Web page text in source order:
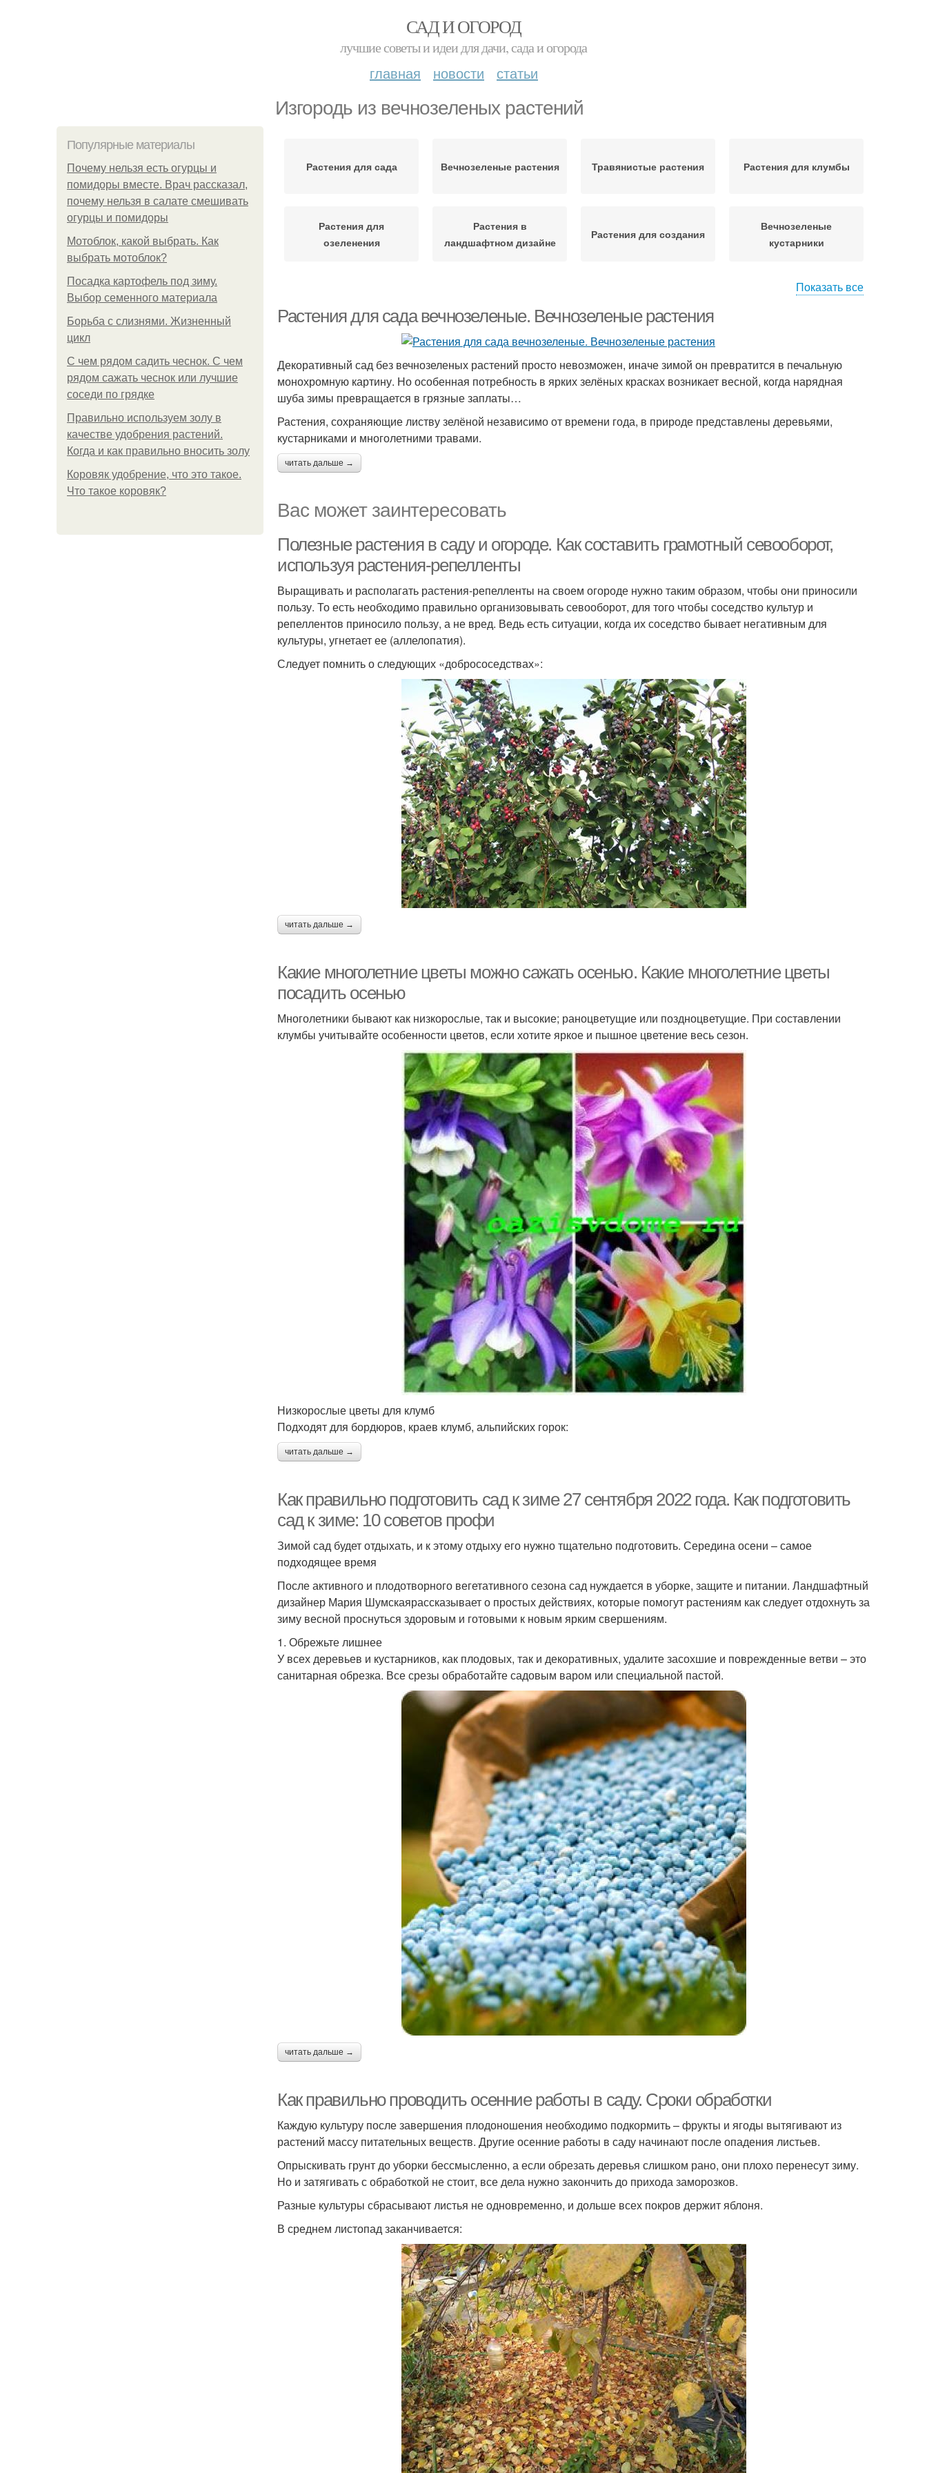
САД И ОГОРОД
лучшие советы и идеи для дачи, сада и огорода
главная новости статьи
Изгородь из вечнозеленых растений
Популярные материалы
Почему нельзя есть огурцы и
помидоры вместе. Врач рассказал,
почему нельзя в салате смешивать
огурцы и помидоры
Мотоблок, какой выбрать. Как
выбрать мотоблок?
Посадка картофель под зиму.
Выбор семенного материала
Борьба с слизнями. Жизненный
цикл
С чем рядом садить чеснок. С чем
рядом сажать чеснок или лучшие
соседи по грядке
Правильно используем золу в
качестве удобрения растений.
Когда и как правильно вносить золу
Коровяк удобрение, что это такое.
Что такое коровяк?
Растения для сада Вечнозеленые растения Травянистые растения Растения для клумбы
Растения для
озеленения
Растения в
ландшафтном дизайне
Растения для создания
Вечнозеленые
кустарники
Показать все
Растения для сада вечнозеленые. Вечнозеленые растения
Декоративный сад без вечнозеленых растений просто невозможен, иначе зимой он превратится в печальную
монохромную картину. Но особенная потребность в ярких зелёных красках возникает весной, когда нарядная
шуба зимы превращается в грязные заплаты…
Растения, сохраняющие листву зелёной независимо от времени года, в природе представлены деревьями,
кустарниками и многолетними травами.
читать дальше →
Вас может заинтересовать
Полезные растения в саду и огороде. Как составить грамотный севооборот,
используя растения-репелленты
Выращивать и располагать растения-репелленты на своем огороде нужно таким образом, чтобы они приносили
пользу. То есть необходимо правильно организовывать севооборот, для того чтобы соседство культур и
репеллентов приносило пользу, а не вред. Ведь есть ситуации, когда их соседство бывает негативным для
культуры, угнетает ее (аллелопатия).
Следует помнить о следующих «добрососедствах»:
читать дальше →
Какие многолетние цветы можно сажать осенью. Какие многолетние цветы
посадить осенью
Многолетники бывают как низкорослые, так и высокие; раноцветущие или поздноцветущие. При составлении
клумбы учитывайте особенности цветов, если хотите яркое и пышное цветение весь сезон.
Низкорослые цветы для клумб
Подходят для бордюров, краев клумб, альпийских горок:
читать дальше →
Как правильно подготовить сад к зиме 27 сентября 2022 года. Как подготовить
сад к зиме: 10 советов профи
Зимой сад будет отдыхать, и к этому отдыху его нужно тщательно подготовить. Середина осени – самое
подходящее время
После активного и плодотворного вегетативного сезона сад нуждается в уборке, защите и питании. Ландшафтный
дизайнер Мария Шумскаярассказывает о простых действиях, которые помогут растениям как следует отдохнуть за
зиму весной проснуться здоровым и готовыми к новым ярким свершениям.
1. Обрежьте лишнее
У всех деревьев и кустарников, как плодовых, так и декоративных, удалите засохшие и поврежденные ветви – это
санитарная обрезка. Все срезы обработайте садовым варом или специальной пастой.
читать дальше →
Как правильно проводить осенние работы в саду. Сроки обработки
Каждую культуру после завершения плодоношения необходимо подкормить – фрукты и ягоды вытягивают из
растений массу питательных веществ. Другие осенние работы в саду начинают после опадения листьев.
Опрыскивать грунт до уборки бессмысленно, а если обрезать деревья слишком рано, они плохо перенесут зиму.
Но и затягивать с обработкой не стоит, все дела нужно закончить до прихода заморозков.
Разные культуры сбрасывают листья не одновременно, и дольше всех покров держит яблоня.
В среднем листопад заканчивается: